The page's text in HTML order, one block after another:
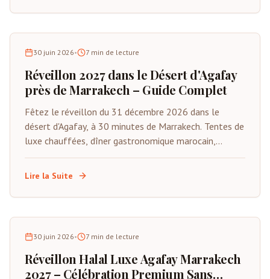
30 juin 2026• 7 min de lecture
Réveillon 2027 dans le Désert d'Agafay
près de Marrakech – Guide Complet
Fêtez le réveillon du 31 décembre 2026 dans le
désert d'Agafay, à 30 minutes de Marrakech. Tentes de
luxe chauffées, dîner gastronomique marocain,
musique Gnawa live, feux d'artifice et compte à
rebours sous les étoiles. Places limitées.
Lire la Suite
30 juin 2026• 7 min de lecture
Réveillon Halal Luxe Agafay Marrakech
2027 – Célébration Premium Sans